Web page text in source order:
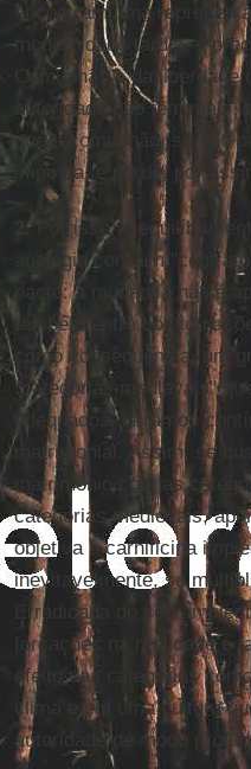
encontram uma
modernidade tardia, é
Comunhão e da
autoridade não tem
que a comunhão, se não
imposta, e perde, por
2.Por isso, o equilíbrio
analogia com um
pacto: a mudança não é
também entre
como consequência, um
"categorias medievais"
adequados, geramos
matrimonial. Assim, se
matrimônio com as
categorias medievais,
objetiva à carnificina
inevitavelmente, se
Erradicada do seu
forçações na realidade e
efeito das categorias
clima e em uma cultura
autoridade de modo